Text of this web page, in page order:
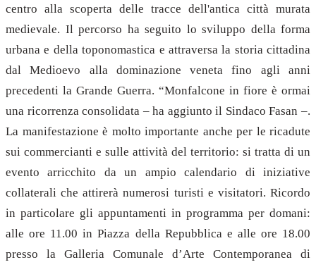
centro alla scoperta delle tracce dell'antica città murata
medievale. Il percorso ha seguito lo sviluppo della forma
urbana e della toponomastica e attraversa la storia cittadina
dal Medioevo alla dominazione veneta fino agli anni
precedenti la Grande Guerra. “Monfalcone in fiore è ormai
una ricorrenza consolidata – ha aggiunto il Sindaco Fasan –.
La manifestazione è molto importante anche per le ricadute
sui commercianti e sulle attività del territorio: si tratta di un
evento arricchito da un ampio calendario di iniziative
collaterali che attirerà numerosi turisti e visitatori. Ricordo
in particolare gli appuntamenti in programma per domani:
alle ore 11.00 in Piazza della Repubblica e alle ore 18.00
presso la Galleria Comunale d’Arte Contemporanea di